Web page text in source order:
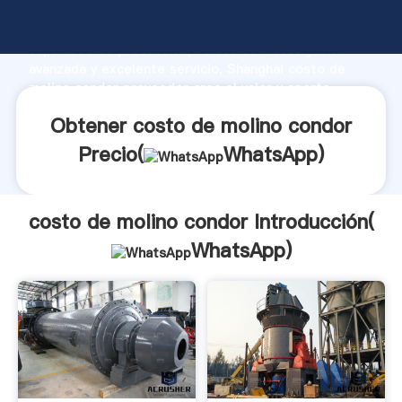
capacidad de producción, fuerza de investigación
molino condor proveedor crea el valor y aporta
Obtener costo de molino condor
Precio(
WhatsApp)
costo de molino condor Introducción(
WhatsApp)